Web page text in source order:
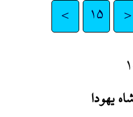
< ۱۵ >
یهودا